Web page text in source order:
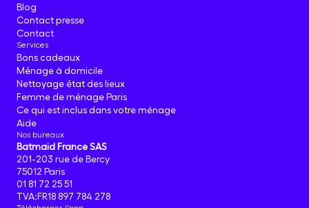
Blog
Contact presse
Contact
Services
Bons cadeaux
Ménage à domicile
Nettoyage état des lieux
Femme de ménage Paris
Ce qui est inclus dans votre ménage
Aide
Nos bureaux
Batmaid France SAS
201-203 rue de Bercy
75012 Paris
01 81 72 25 51
TVA:FR18 897 784 278